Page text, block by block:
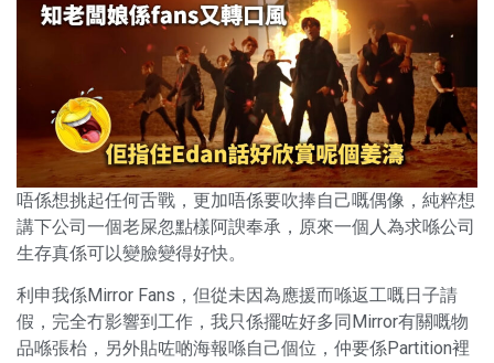
唔係想挑起任何舌戰，更加唔係要吹捧自己嘅偶像，純粹想
講下公司一個老屎忽點樣阿諛奉承，原來一個人為求喺公司
生存真係可以變臉變得好快。
利申我係Mirror Fans，但從未因為應援而喺返工嘅日子請
假，完全冇影響到工作，我只係擺咗好多同Mirror有關嘅物
品喺張枱，另外貼咗啲海報喺自己個位，仲要係Partition裡